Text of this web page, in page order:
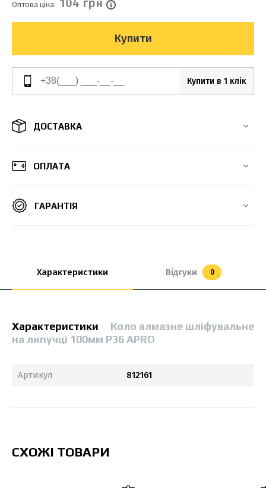
Оптова ціна: 104 грн
Купити
Купити в 1 клік
ДОСТАВКА
ОПЛАТА
ГАРАНТІЯ
Характеристики Відгуки 0
Характеристики
Коло алмазне шліфувальне
на липучці 100мм Р36 APRO
Артикул 812161
СХОЖІ ТОВАРИ